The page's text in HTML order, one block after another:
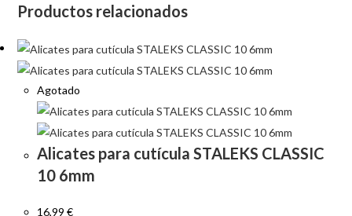
Productos relacionados
Agotado
Alicates para cutícula STALEKS CLASSIC
10 6mm
16,99€